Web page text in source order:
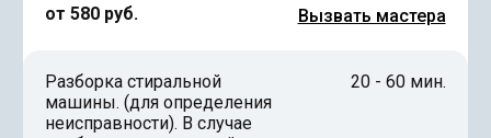
от 580 руб.
Вызвать мастера
Разборка стиральной
машины. (для определения
неисправности). В случае
20 - 60 мин.